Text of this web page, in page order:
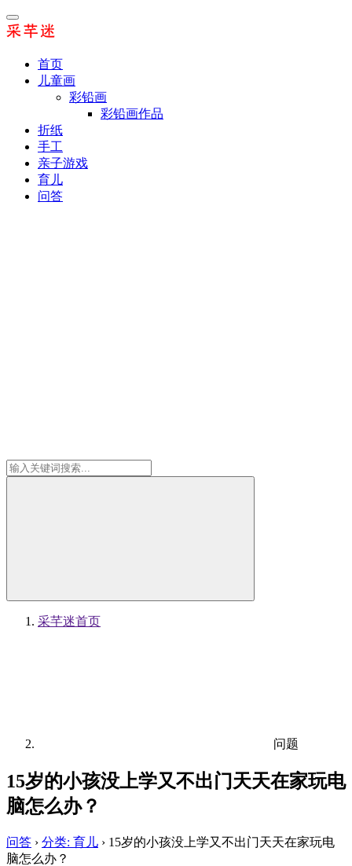
首页
儿童画
彩铅画
彩铅画作品
折纸
手工
亲子游戏
育儿
问答
采芊迷首页
问题
15岁的小孩没上学又不出门天天在家玩电
脑怎么办？
问答 › 分类: 育儿 › 15岁的小孩没上学又不出门天天在家玩电
脑怎么办？